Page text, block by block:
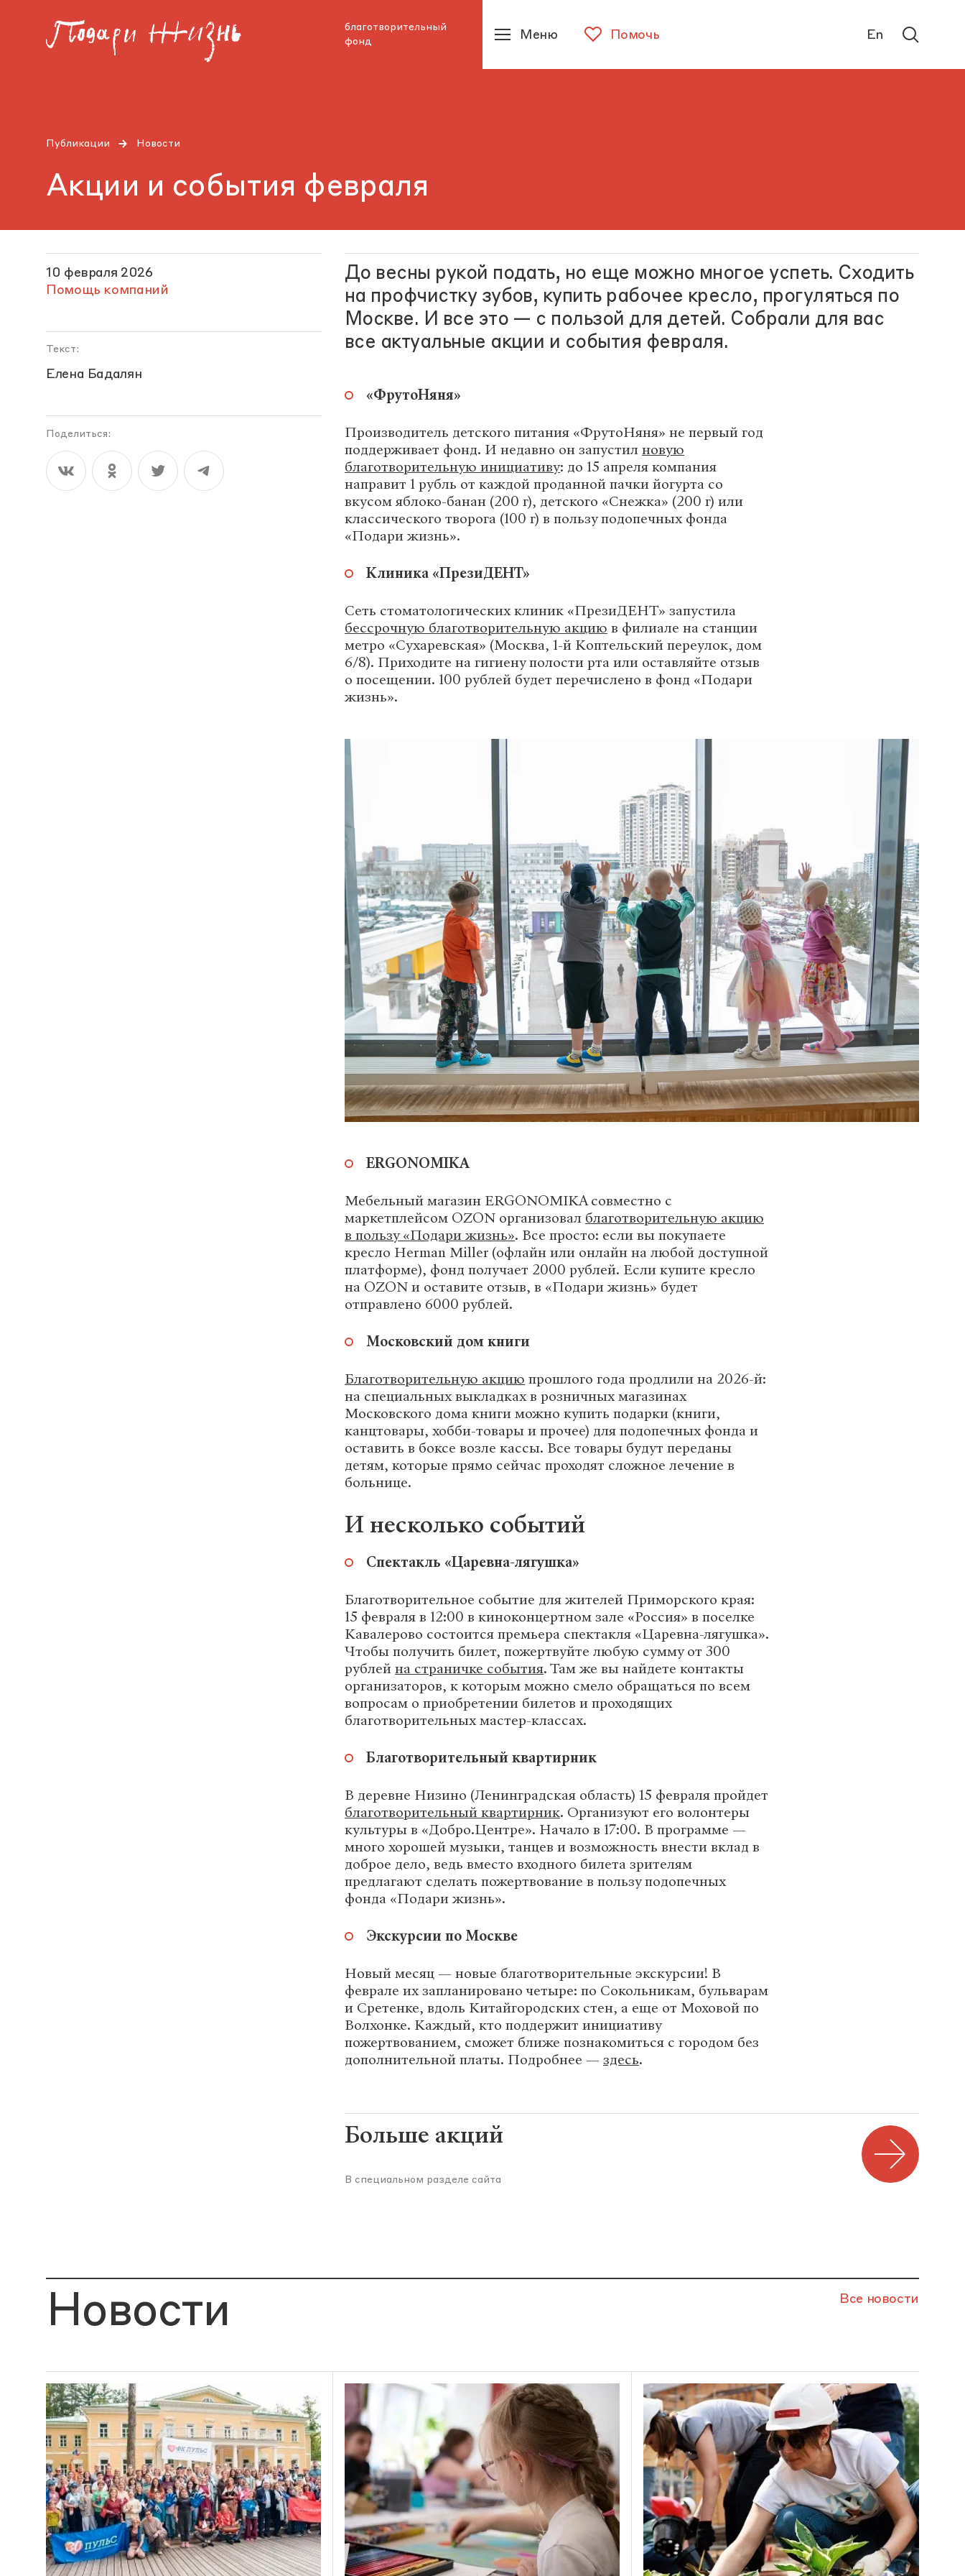
благотворительный
фонд
Помочь
Меню En
Публикации Новости
Акции и события февраля
10 февраля 2026
Помощь компаний
Текст:
Елена Бадалян
Поделиться:
До весны рукой подать, но еще можно многое успеть. Сходить
на профчистку зубов, купить рабочее кресло, прогуляться по
Москве. И все это — с пользой для детей. Собрали для вас
все актуальные акции и события февраля.
«ФрутоНяня»
Производитель детского питания «ФрутоНяня» не первый год
поддерживает фонд. И недавно он запустилновую
благотворительную инициативу: до 15 апреля компания
направит 1 рубль от каждой проданной пачки йогурта со
вкусом яблоко-банан (200 г), детского «Снежка» (200 г) или
классического творога (100 г) в пользу подопечных фонда
«Подари жизнь».
Клиника «ПрезиДЕНТ»
Сеть стоматологических клиник «ПрезиДЕНТ» запустила
бессрочную благотворительную акцию в филиале на станции
метро «Сухаревская» (Москва, 1-й Коптельский переулок, дом
6/8). Приходите на гигиену полости рта или оставляйте отзыв
о посещении. 100 рублей будет перечислено в фонд «Подари
жизнь».
ERGONOMIKA
Мебельный магазин ERGONOMIKA совместно с
маркетплейсом OZON организовал благотворительную акцию
в пользу «Подари жизнь». Все просто: если вы покупаете
кресло Herman Miller (офлайн или онлайн на любой доступной
платформе), фонд получает 2000 рублей. Если купите кресло
на OZON и оставите отзыв, в «Подари жизнь» будет
отправлено 6000 рублей.
Московский дом книги
Благотворительную акцию прошлого года продлили на 2026-й:
на специальных выкладках в розничных магазинах
Московского дома книги можно купить подарки (книги,
канцтовары, хобби-товары и прочее) для подопечных фонда и
оставить в боксе возле кассы. Все товары будут переданы
детям, которые прямо сейчас проходят сложное лечение в
больнице.
И несколько событий
Спектакль «Царевна-лягушка»
Благотворительное событие для жителей Приморского края:
15 февраля в 12:00 в киноконцертном зале «Россия» в поселке
Кавалерово состоится премьера спектакля «Царевна-лягушка».
Чтобы получить билет, пожертвуйте любую сумму от 300
рублейна страничке события. Там же вы найдете контакты
организаторов, к которым можно смело обращаться по всем
вопросам о приобретении билетов и проходящих
благотворительных мастер-классах.
Благотворительный квартирник
В деревне Низино (Ленинградская область) 15 февраля пройдет
благотворительный квартирник. Организуют его волонтеры
культуры в «Добро.Центре». Начало в 17:00. В программе —
много хорошей музыки, танцев и возможность внести вклад в
доброе дело, ведь вместо входного билета зрителям
предлагают сделать пожертвование в пользу подопечных
фонда «Подари жизнь».
Экскурсии по Москве
Новый месяц — новые благотворительные экскурсии! В
феврале их запланировано четыре: по Сокольникам, бульварам
и Сретенке, вдоль Китайгородских стен, а еще от Моховой по
Волхонке. Каждый, кто поддержит инициативу
пожертвованием, сможет ближе познакомиться с городом без
дополнительной платы. Подробнее — здесь.
Больше акций
В специальном разделе сайта
Новости Все новости